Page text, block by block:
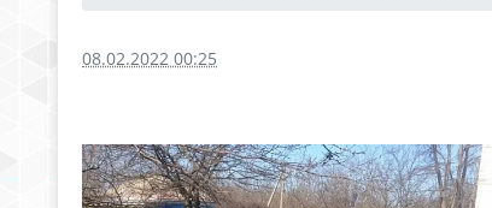
08.02.2022 00:25